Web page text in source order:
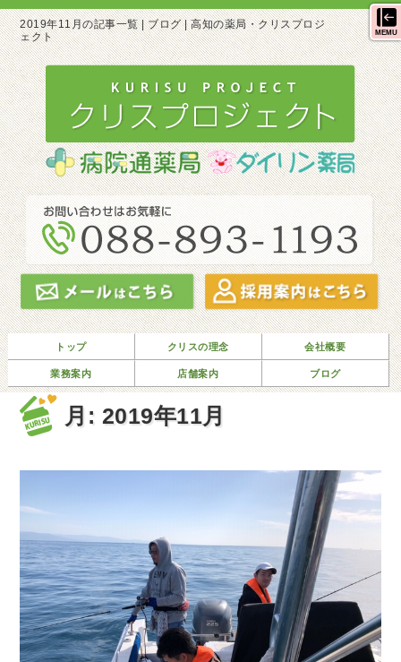
2019年11月の記事一覧 | ブログ | 高知の薬局・クリスプロジ
ェクト
MEMU
トップ クリスの理念 会社概要
業務案内 店舗案内 ブログ
月: 2019年11月